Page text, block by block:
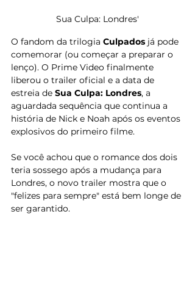
Sua Culpa: Londres'
O fandom da trilogia Culpados já pode
comemorar (ou começar a preparar o
lenço). O Prime Video finalmente
liberou o trailer oficial e a data de
estreia de Sua Culpa: Londres, a
aguardada sequência que continua a
história de Nick e Noah após os eventos
explosivos do primeiro filme.
Se você achou que o romance dos dois
teria sossego após a mudança para
Londres, o novo trailer mostra que o
"felizes para sempre" está bem longe de
ser garantido.